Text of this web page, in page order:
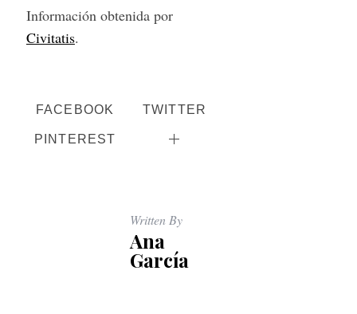
Información obtenida por
Civitatis.
FACEBOOK TWITTER
PINTEREST
Written By
Ana
García